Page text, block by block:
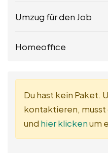
Umzug für den Job
Homeoffice
Du hast kein Paket.
kontaktieren,
und hier klickenum